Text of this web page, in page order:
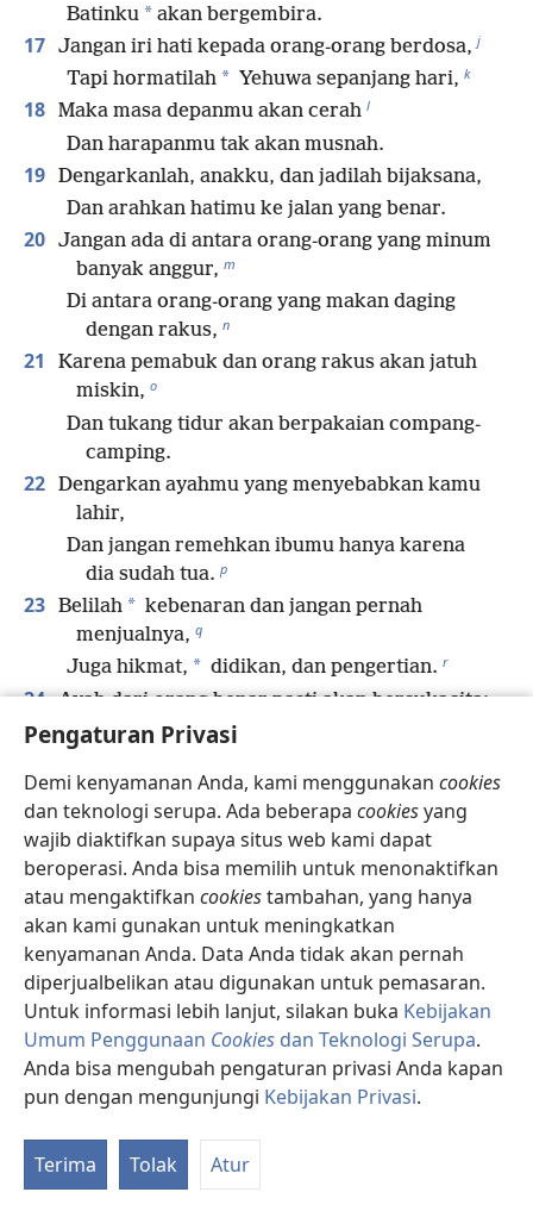
Pengaturan Privasi
Demi kenyamanan Anda, kami menggunakan cookies
dan teknologi serupa. Ada beberapa cookiesyang
wajib diaktifkan supaya situs web kami dapat
beroperasi. Anda bisa memilih untuk menonaktifkan
atau mengaktifkan cookiestambahan, yang hanya
akan kami gunakan untuk meningkatkan
kenyamanan Anda. Data Anda tidak akan pernah
diperjualbelikan atau digunakan untuk pemasaran.
Untuk informasi lebih lanjut, silakan buka Kebijakan
Umum Penggunaan Cookies dan Teknologi Serupa.
Anda bisa mengubah pengaturan privasi Anda kapan
pun dengan mengunjungi Kebijakan Privasi.
Terima Tolak Atur
Batinku * akan bergembira.
17 Jangan iri hati kepada orang-orang berdosa, j
Tapi hormatilah * Yehuwa sepanjang hari, k
18 Maka masa depanmu akan cerah l
Dan harapanmu tak akan musnah.
19 Dengarkanlah, anakku, dan jadilah bijaksana,
Dan arahkan hatimu ke jalan yang benar.
20 Jangan ada di antara orang-orang yang minum
banyak anggur, m
Di antara orang-orang yang makan daging
dengan rakus, n
21
Karena pemabuk dan orang rakus akan jatuh
miskin, o
Dan tukang tidur akan berpakaian compang-
camping.
22 Dengarkan ayahmu yang menyebabkan kamu
lahir,
Dan jangan remehkan ibumu hanya karena
dia sudah tua. p
23 Belilah * kebenaran dan jangan pernah
menjualnya, q
Juga hikmat, * didikan, dan pengertian. r
24 Ayah dari orang benar pasti akan bersukacita;
Ayah dari anak yang bijaksana akan
25 Ayah dan ibumu akan bergembira;
Wanita yang melahirkanmu akan bersukacita.
26
Anakku, dengarkan aku dengan sepenuh hatimu,
Dan semoga kamu senang dengan jalan-
jalanku.
27 Sebab pelacur bagaikan lubang yang dalam,
Dan perempuan nakal * bagaikan sumur yang
sempit. t
28 Dia mengintai seperti perampok; u
Dia membuat orang yang tidak setia makin
banyak.
29 Siapa yang sengsara? Siapa yang resah?
Siapa yang bertengkar? Siapa yang